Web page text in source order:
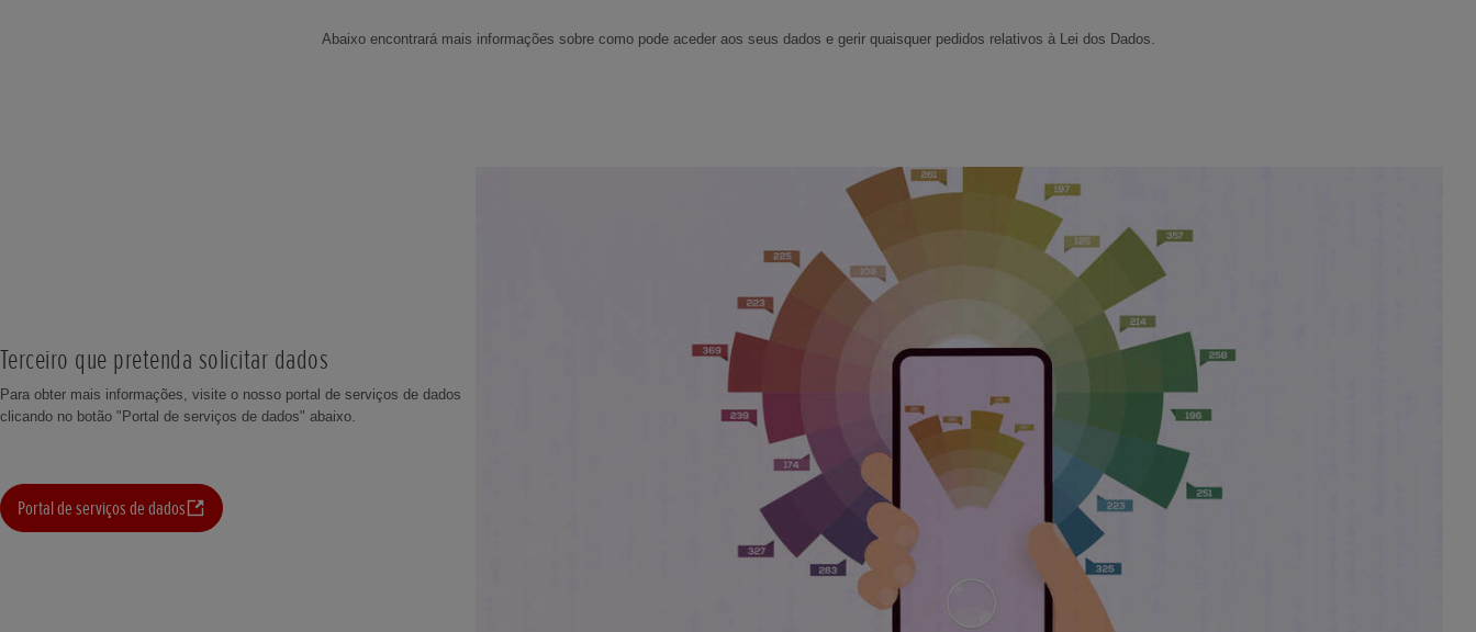
Abaixo encontrará mais informações sobre como pode aceder aos seus dados e gerir quaisquer pedidos relativos à Lei dos Dados.
Terceiro que pretenda solicitar dados
Para obter mais informações, visite o nosso portal de serviços de dados
clicando no botão "Portal de serviços de dados" abaixo.
Portal de serviços de dados